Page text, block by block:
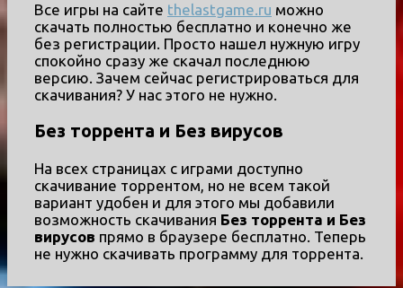
Все игры на сайте thelastgame.ru можно
скачать полностью бесплатно и конечно же
без регистрации. Просто нашел нужную игру
спокойно сразу же скачал последнюю
версию. Зачем сейчас регистрироваться для
скачивания? У нас этого не нужно.
Без торрента и Без вирусов
На всех страницах с играми доступно
скачивание торрентом, но не всем такой
вариант удобен и для этого мы добавили
возможность скачивания Без торрента и Без
вирусов прямо в браузере бесплатно. Теперь
не нужно скачивать программу для торрента.